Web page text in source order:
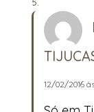
12/02/2016